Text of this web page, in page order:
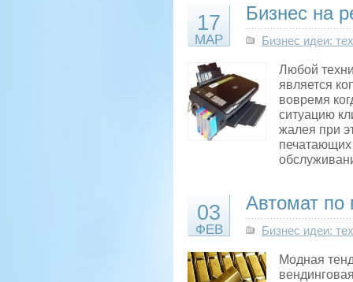
17
МАР
Бизнес на
Бизнес идеи:
Любой
является
вовремя
ситуацию
жалея при
печатающих
03
ФЕВ
Автомат по
Бизнес идеи:
Модная